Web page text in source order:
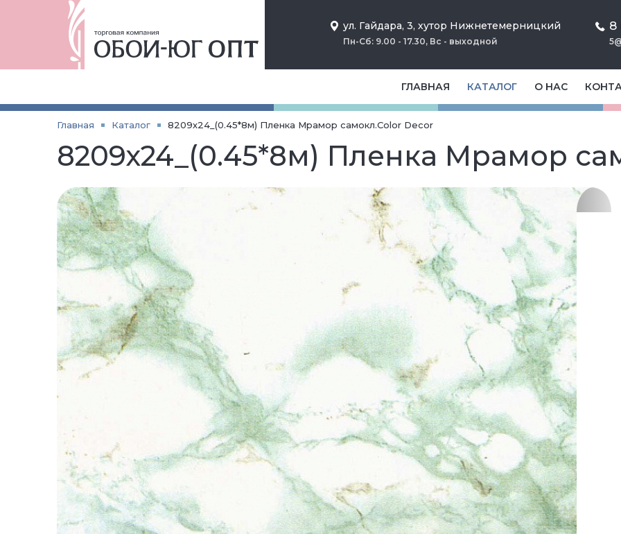
ул. Гайдара, 3, хутор Нижнетемерницкий
Пн-Сб: 9.00 - 17.30, Вс - выходной
8
ГЛАВНАЯ КАТАЛОГ О НАС
Главная Каталог 8209х24_(0.45*8м) Пленка Мрамор самокл.Color Decor
8209х24_(0.45*8м) Пленка Мрамор